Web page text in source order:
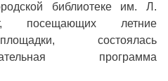
библиотеке им. Л.
посещающих летние
состоялась
программа